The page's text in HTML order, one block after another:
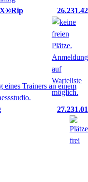
26.231.42
27.231.01